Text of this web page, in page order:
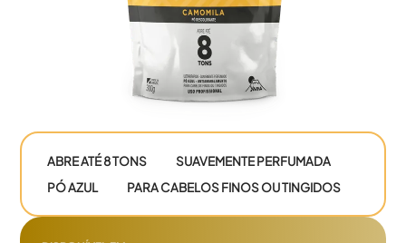
ABRE ATÉ 8 TONS
SUAVEMENTE PERFUMADA
PÓ AZUL
PARA CABELOS FINOS OU TINGIDOS